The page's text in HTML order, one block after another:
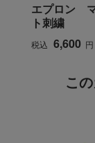
エプロン
ト刺繍
税込 6,600 円
こ